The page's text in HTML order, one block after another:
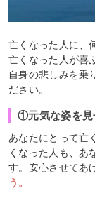
亡くなった人に、
亡くなった人が喜
自身の悲しみを乗
ださい。
①元気な姿を見
あなたにとって亡
くなった人も、あ
す。安心させてあ
う。